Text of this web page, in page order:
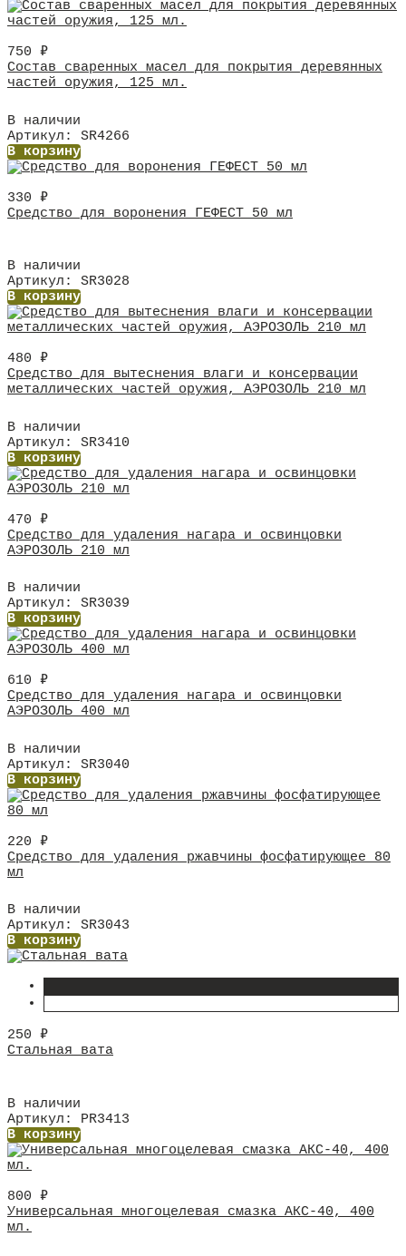
750 ₽
Состав сваренных масел для покрытия деревянных
частей оружия, 125 мл.
В наличии
Артикул: SR4266
В корзину
330 ₽
Средство для воронения ГЕФЕСТ 50 мл
В наличии
Артикул: SR3028
В корзину
480 ₽
Средство для вытеснения влаги и консервации
металлических частей оружия, АЭРОЗОЛЬ 210 мл
В наличии
Артикул: SR3410
В корзину
470 ₽
Средство для удаления нагара и освинцовки
АЭРОЗОЛЬ 210 мл
В наличии
Артикул: SR3039
В корзину
610 ₽
Средство для удаления нагара и освинцовки
АЭРОЗОЛЬ 400 мл
В наличии
Артикул: SR3040
В корзину
220 ₽
Средство для удаления ржавчины фосфатирующее 80
мл
В наличии
Артикул: SR3043
В корзину
250 ₽
Стальная вата
В наличии
Артикул: PR3413
В корзину
800 ₽
Универсальная многоцелевая смазка АКС-40, 400
мл.